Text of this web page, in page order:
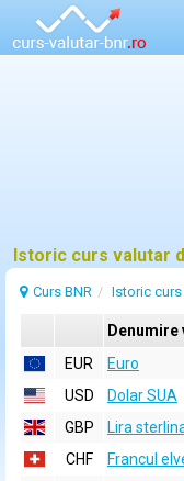
Istoric curs valutar
Curs BNR Istoric curs
Denumire
EUR
Euro
USD
Dolar SUA
GBP
Lira
CHF
Francul